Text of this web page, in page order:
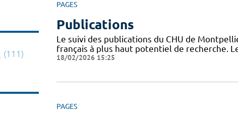
PAGES
Publications
Le suivi des publications du CHU de
français à plus haut potentiel de recherche.
18/02/2026 15:25
PAGES
(111)